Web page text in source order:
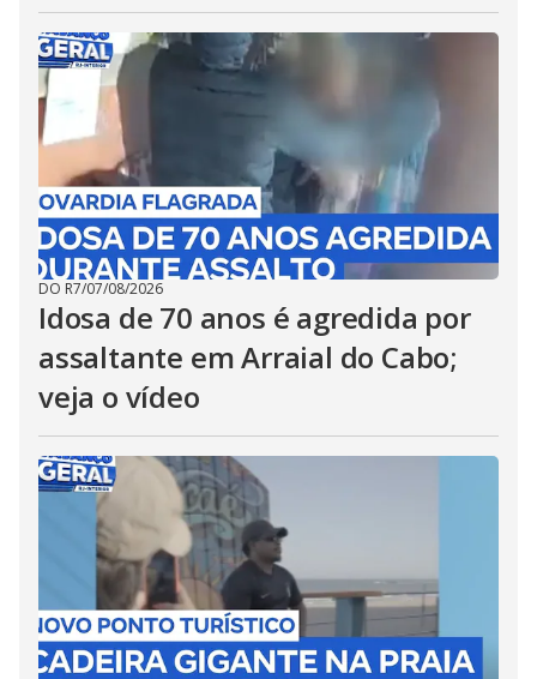
DO R7/07/08/2026
Idosa de 70 anos é agredida por
assaltante em Arraial do Cabo;
veja o vídeo